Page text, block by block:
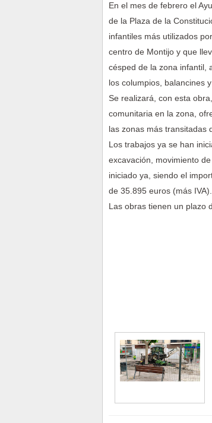
En el mes de febrero el
de la Plaza de la
infantiles más utilizados
centro de Montijo y que
césped de la zona infantil,
los columpios, balancines
Se realizará, con esta
comunitaria en la zona,
las zonas más transitadas
Los trabajos ya se han
excavación, movimiento
iniciado ya, siendo el
de 35.895 euros (más IVA).
Las obras tienen un plazo